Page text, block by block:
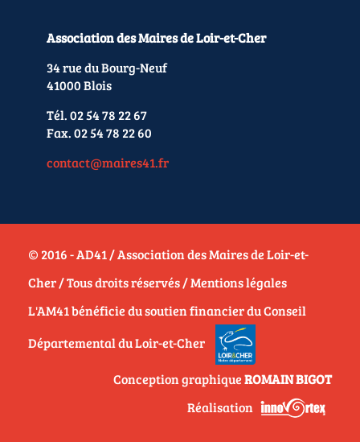
Association des Maires de Loir-et-Cher
34 rue du Bourg-Neuf
41000 Blois
Tél. 02 54 78 22 67
Fax. 02 54 78 22 60
contact@maires41.fr
© 2016 - AD41 / Association des Maires de Loir-et-
Cher / Tous droits réservés /Mentions légales
L'AM41 bénéficie du soutien financier du Conseil
Départemental du Loir-et-Cher
Conception graphiqueROMAIN BIGOT
Réalisation